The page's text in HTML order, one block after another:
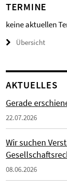
TERMINE
keine aktuellen
Übersicht
AKTUELLES
Gerade
22.07.2026
Wir suchen
08.06.2026